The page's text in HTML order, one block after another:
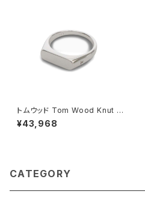
トムウッド Tom Wood Knut R
ing リング 100572-52 シルバ
ー
¥43,968
CATEGORY